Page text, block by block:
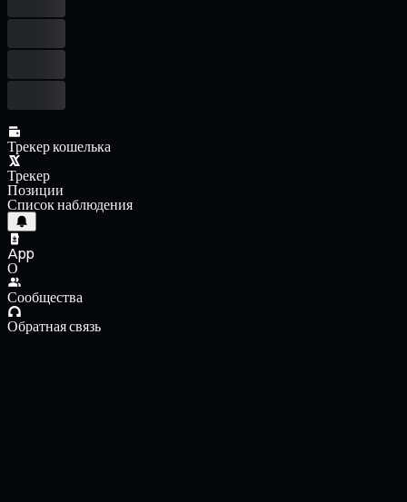
Трекер кошелька
Трекер
Позиции
Список наблюдения
App
О
Сообщества
Обратная связь